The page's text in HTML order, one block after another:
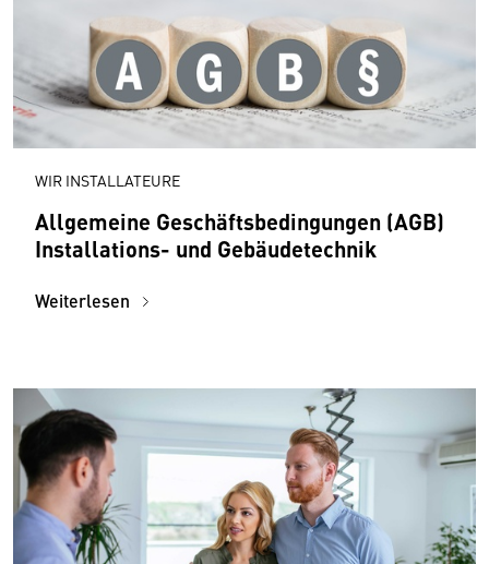
WIR INSTALLATEURE
Allgemeine Geschäftsbedingungen (AGB)
Installations- und Gebäudetechnik
Weiterlesen